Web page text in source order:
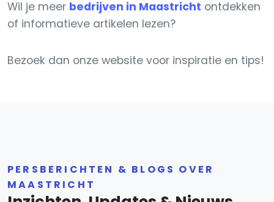
Wil je meer bedrijven in Maastricht ontdekken
of informatieve artikelen lezen?
Bezoek dan onze website voor inspiratie en tips!
PERSBERICHTEN & BLOGS OVER
MAASTRICHT